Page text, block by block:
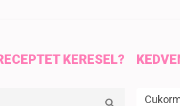
KERESEL?